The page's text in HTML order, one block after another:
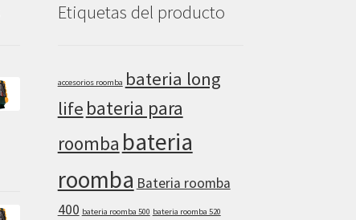
Etiquetas del producto
accesorios roomba bateria long
life bateria para
roomba bateria
roomba Bateria roomba
400 bateria roomba 500 bateria roomba 520